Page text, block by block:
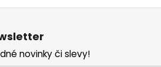
novinky či slevy!